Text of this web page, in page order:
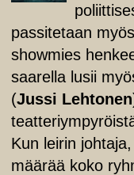
fullcredits?
passitetaan
showmies
saarella lusii
(Jussi Lehtonen
Kun leirin
määrää koko